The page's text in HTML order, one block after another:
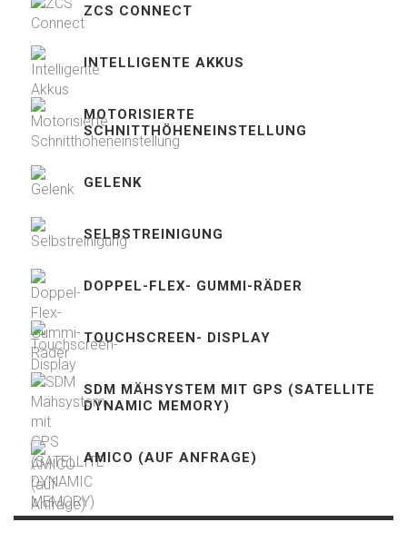
ZCS CONNECT
INTELLIGENTE AKKUS
MOTORISIERTE
SCHNITTHÖHENEINSTELLUNG
GELENK
SELBSTREINIGUNG
DOPPEL-FLEX- GUMMI-RÄDER
TOUCHSCREEN- DISPLAY
SDM MÄHSYSTEM MIT GPS (SATELLITE
DYNAMIC MEMORY)
AMICO (AUF ANFRAGE)